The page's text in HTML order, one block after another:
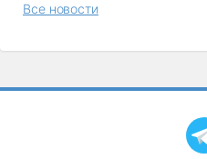
Все новости